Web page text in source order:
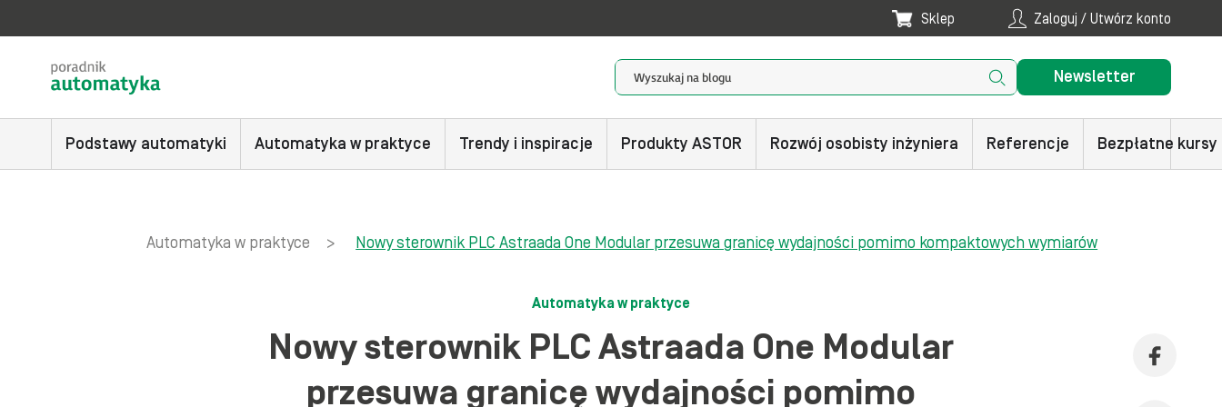
Sklep Zaloguj / Utwórz konto
Newsletter
Podstawy automatyki Automatyka w praktyce Trendy i inspiracje Produkty ASTOR Rozwój osobisty inżyniera Referencje Bezpłatne kursy
Automatyka w praktyce > Nowy sterownik PLC Astraada One Modular przesuwa granicę wydajności pomimo kompaktowych wymiarów
Automatyka w praktyce
Nowy sterownik PLC Astraada One Modular
przesuwa granicę wydajności pomimo